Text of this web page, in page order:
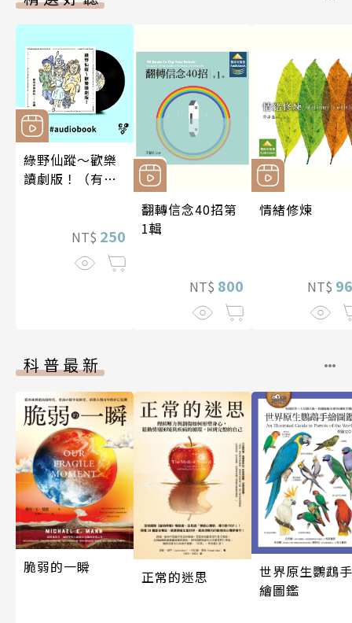
綠野仙蹤～歡樂
讀劇版！（有聲
NT$ 250
翻轉信念40招第
1輯
NT$ 800
情緒修煉
NT$
科普最新
脆弱的一瞬
正常的迷思
世界原生鸚鵡手
繪圖鑑